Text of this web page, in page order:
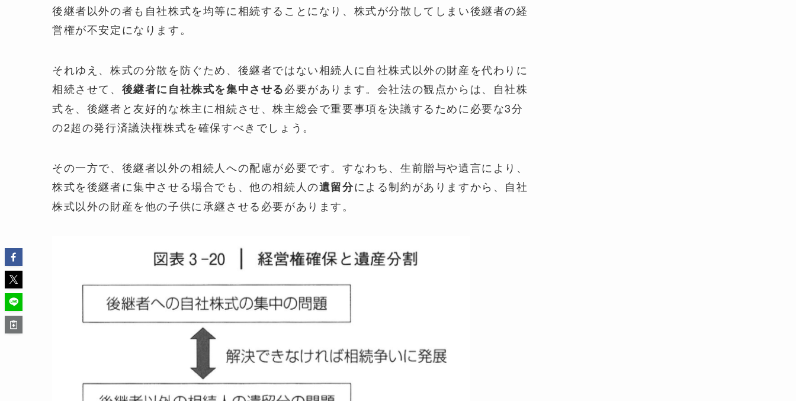
後継者以外の者も自社株式を均等に相続することになり、株式が分散してしまい後継者の経
営権が不安定になります。
それゆえ、株式の分散を防ぐため、後継者ではない相続人に自社株式以外の財産を代わりに
相続させて、 後継者に自社株式を集中させる必要があります。会社法の観点からは、自社株
式を、後継者と友好的な株主に相続させ、株主総会で重要事項を決議するために必要な3分
の2超の発行済議決権株式を確保すべきでしょう。
その一方で、後継者以外の相続人への配慮が必要です。すなわち、生前贈与や遺言により、
株式を後継者に集中させる場合でも、他の相続人の遺留分による制約がありますから、自社
株式以外の財産を他の子供に承継させる必要があります。